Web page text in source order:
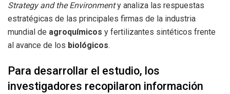
Strategy and the Environmenty analiza las respuestas
estratégicas de las principales firmas de la industria
mundial de agroquímicos y fertilizantes sintéticos frente
al avance de los biológicos.
Para desarrollar el estudio, los
investigadores recopilaron información